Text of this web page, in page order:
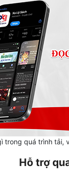
trong quá trình tải,
Hỗ trợ